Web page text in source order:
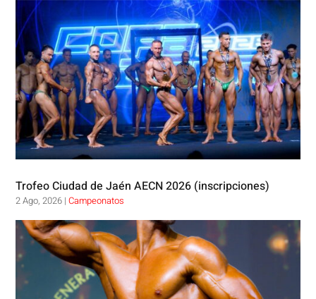
Trofeo Ciudad de Jaén AECN 2026 (inscripciones)
2 Ago, 2026 |Campeonatos